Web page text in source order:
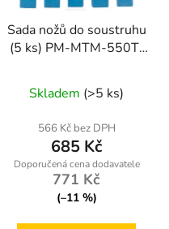
Sada nožů do soustruhu
(5 ks) PM-MTM-550T-
Skladem (>5 ks)
566 Kč bez DPH
685 Kč
771 Kč
(–11 %)